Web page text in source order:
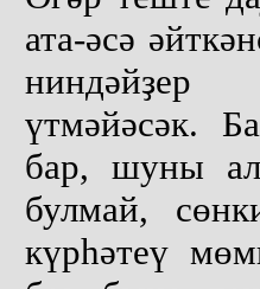
ата-әсә
үтмәйәсәк.
бар, шуны
булмай,
күрһәтеү